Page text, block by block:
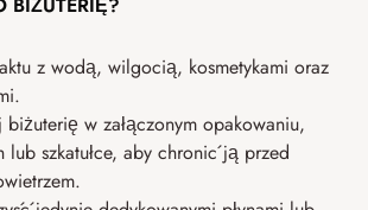
z wodą, wilgocią, kosmetykami oraz
biżuterię w załączonym opakowaniu,
lub szkatułce, aby chronić ją przed